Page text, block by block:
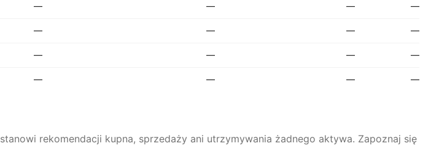
— — — —
— — — —
— — — —
— — — —
rekomendacji kupna, sprzedaży ani utrzymywania żadnego aktywa. Zapoznaj się